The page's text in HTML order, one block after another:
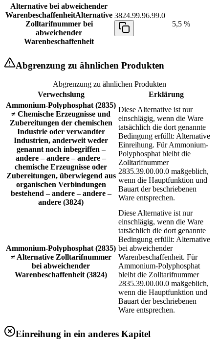
Alternative bei abweichender
WarenbeschaffenheitAlternative
Zolltarifnummer bei
abweichender
Warenbeschaffenheit
3824.99.96.99.0
5,5 %
Abgrenzung zu ähnlichen Produkten
Abgrenzung zu ähnlichen Produkten
Verwechslung
Erklärung
Ammonium-Polyphosphat (2835)
≠ Chemische Erzeugnisse und
Zubereitungen der chemischen
Industrie oder verwandter
Industrien, anderweit weder
genannt noch inbegriffen –
andere – andere – andere –
chemische Erzeugnisse oder
Zubereitungen, überwiegend aus
organischen Verbindungen
bestehend – andere – andere –
andere (3824)
Diese Alternative ist nur
einschlägig, wenn die Ware
tatsächlich die dort genannte
Bedingung erfüllt: Alternative
Einreihung. Für Ammonium-
Polyphosphat bleibt die
Zolltarifnummer
2835.39.00.00.0 maßgeblich,
wenn die Hauptfunktion und
Bauart der beschriebenen
Ware entsprechen.
Ammonium-Polyphosphat (2835)
≠ Alternative Zolltarifnummer
bei abweichender
Warenbeschaffenheit (3824)
Diese Alternative ist nur
einschlägig, wenn die Ware
tatsächlich die dort genannte
Bedingung erfüllt: Alternative
bei abweichender
Warenbeschaffenheit. Für
Ammonium-Polyphosphat
bleibt die Zolltarifnummer
2835.39.00.00.0 maßgeblich,
wenn die Hauptfunktion und
Bauart der beschriebenen
Ware entsprechen.
Einreihung in ein anderes Kapitel